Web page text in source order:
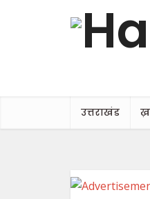
उत्तराखंड